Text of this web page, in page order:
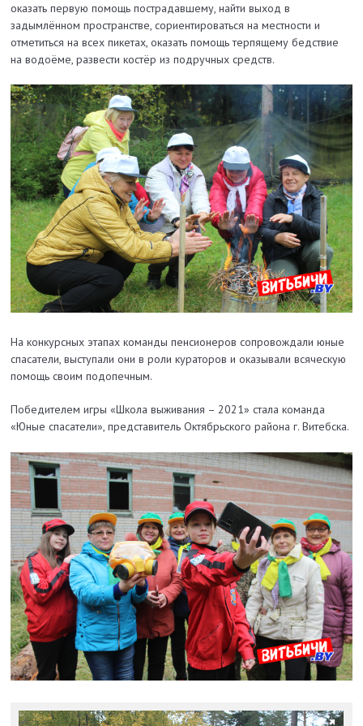
оказать первую помощь пострадавшему, найти выход в
задымлённом пространстве, сориентироваться на местности и
отметиться на всех пикетах, оказать помощь терпящему бедствие
на водоёме, развести костёр из подручных средств.
На конкурсных этапах команды пенсионеров сопровождали юные
спасатели, выступали они в роли кураторов и оказывали всяческую
помощь своим подопечным.
Победителем игры «Школа выживания – 2021» стала команда
«Юные спасатели», представитель Октябрьского района г. Витебска.